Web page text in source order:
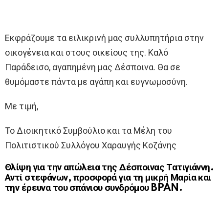
Εκφράζουμε τα ειλικρινή μας συλλυπητήρια στην
οικογένεια και στους οικείους της. Καλό
Παράδεισο, αγαπημένη μας Δέσποινα. Θα σε
θυμόμαστε πάντα με αγάπη και ευγνωμοσύνη.
Με τιμή,
Το Διοικητικό Συμβούλιο και τα Μέλη του
Πολιτιστικού Συλλόγου Χαραυγής Κοζάνης
Θλίψη για την απώλεια της Δέσποινας Τατιγιάννη.
Αντί στεφάνων, προσφορά για τη μικρή Μαρία και
την έρευνα του σπάνιου συνδρόμου BPAN.